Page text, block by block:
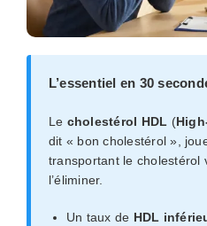
L’essentiel en 30
Le cholestérol HDL (
dit « bon cholestérol »,
transportant le cholestérol
l’éliminer.
Un taux de HDL